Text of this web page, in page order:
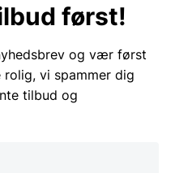
først!
og vær først
vi spammer dig
tilbud og